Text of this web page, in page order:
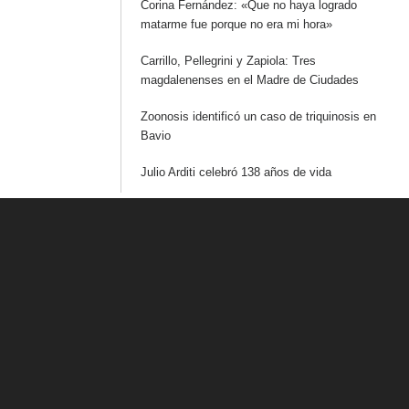
Corina Fernández: «Que no haya logrado
matarme fue porque no era mi hora»
Carrillo, Pellegrini y Zapiola: Tres
magdalenenses en el Madre de Ciudades
Zoonosis identificó un caso de triquinosis en
Bavio
Julio Arditi celebró 138 años de vida